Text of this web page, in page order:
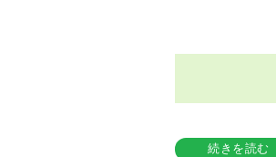
続きを読む